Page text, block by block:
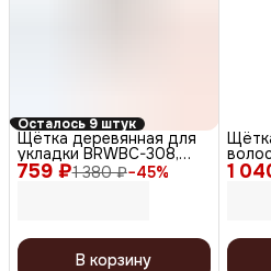
Осталось 9 штук
759 ₽1 380 ₽−45%
Щётка деревянная для
укладки BRWBC-308,
коричневый
В корзину
1